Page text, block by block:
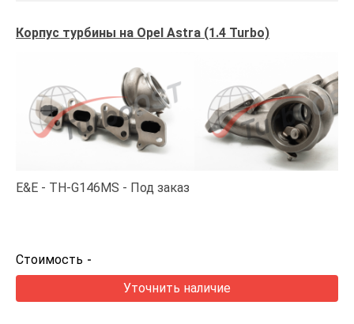
Корпус турбины на Opel Astra (1.4 Turbo)
E&E TH-G146MS Под заказ
Стоимость -
Уточнить наличие